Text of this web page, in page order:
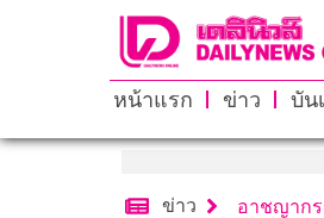
หน้าแรก ข่าว บัน
ข่าว อาชญาก